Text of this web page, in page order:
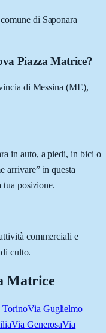
di Saponara
Piazza Matrice?
di Messina (ME),
in auto, a piedi, in bici o
arrivare” in questa
tua posizione.
commerciali e
culto.
Matrice
TorinoVia Guglielmo
Via GenerosaVia